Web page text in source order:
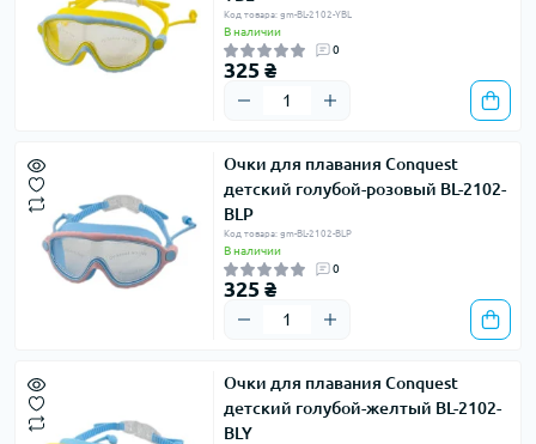
Код товара: gm-BL-2102-YBL
В наличии
0
325 ₴
Очки для плавания Conquest
детский голубой-розовый BL-2102-
BLP
Код товара: gm-BL-2102-BLP
В наличии
0
325 ₴
Очки для плавания Conquest
детский голубой-желтый BL-2102-
BLY